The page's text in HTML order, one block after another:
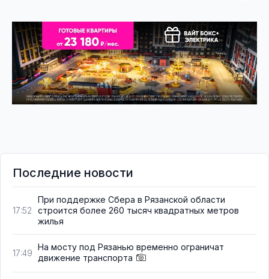
Последние новости
17:52
При поддержке Сбера в Рязанской области
строится более 260 тысяч квадратных метров
жилья
17:49
На мосту под Рязанью временно ограничат
движение транспорта